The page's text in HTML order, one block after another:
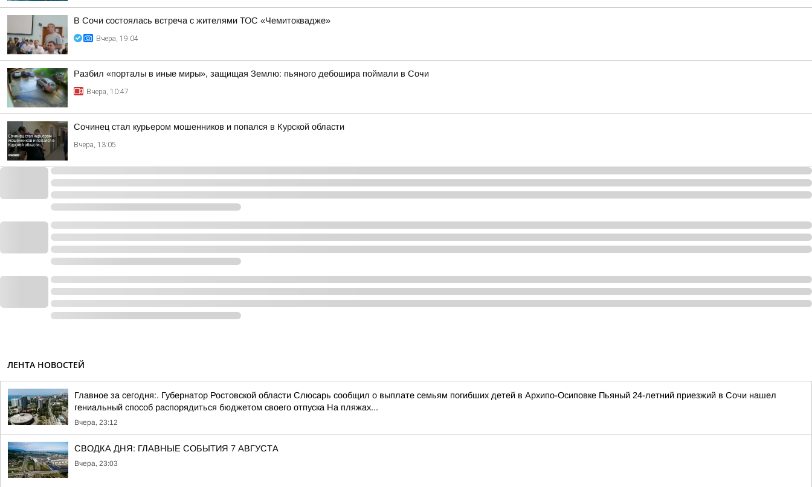
В Сочи состоялась встреча с жителями ТОС «Чемитоквадже»
Вчера, 19:04
Разбил «порталы в иные миры», защищая Землю: пьяного дебошира поймали в Сочи
Вчера, 10:47
Сочинец стал курьером мошенников и попался в Курской области
Вчера, 13:05
ЛЕНТА НОВОСТЕЙ
Главное за сегодня:. Губернатор Ростовской области Слюсарь сообщил о выплате семьям погибших детей в Архипо-Осиповке Пьяный 24-летний приезжий в Сочи нашел
гениальный способ распорядиться бюджетом своего отпуска На пляжах...
Вчера, 23:12
СВОДКА ДНЯ: ГЛАВНЫЕ СОБЫТИЯ 7 АВГУСТА
Вчера, 23:03